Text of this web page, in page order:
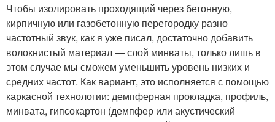
Чтобы изолировать проходящий через бетонную,
кирпичную или газобетонную перегородку разно
частотный звук, как я уже писал, достаточно добавить
волокнистый материал — слой минваты, только лишь в
этом случае мы сможем уменьшить уровень низких и
средних частот. Как вариант, это исполняется с помощью
каркасной технологии: демпферная прокладка, профиль,
минвата, гипсокартон (демпфер или акустический